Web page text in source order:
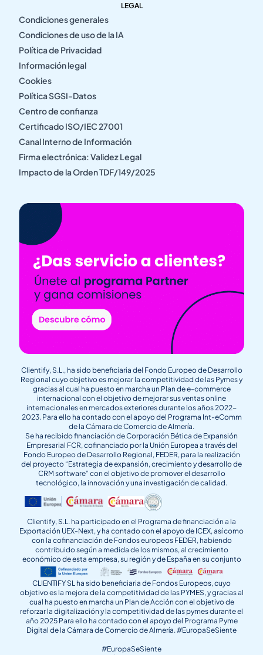
LEGAL
Condiciones generales
Condiciones de uso de la IA
Política de Privacidad
Información legal
Cookies
Política SGSI-Datos
Centro de confianza
Certificado ISO/IEC 27001
Canal Interno de Información
Firma electrónica: Validez Legal
Impacto de la Orden TDF/149/2025
Clientify, S.L., ha sido beneficiaria del Fondo Europeo de Desarrollo
Regional cuyo objetivo es mejorar la competitividad de las Pymes y
gracias al cual ha puesto en marcha un Plan de e-commerce
internacional con el objetivo de mejorar sus ventas online
internacionales en mercados exteriores durante los años 2022-
2023. Para ello ha contado con el apoyo del Programa Int-eComm
de la Cámara de Comercio de Almería.
Se ha recibido financiación de Corporación Bética de Expansión
Empresarial FCR, cofinanciado por la Unión Europea a través del
Fondo Europeo de Desarrollo Regional, FEDER, para la realización
del proyecto “Estrategia de expansión, crecimiento y desarrollo de
CRM software” con el objetivo de promover el desarrollo
tecnológico, la innovación y una investigación de calidad.
Clientify, S.L. ha participado en el Programa de financiación a la
Exportación UEX-Next, y ha contado con el apoyo de ICEX, así como
con la cofinanciación de Fondos europeos FEDER, habiendo
contribuido según a medida de los mismos, al crecimiento
económico de esta empresa, su región y de España en su conjunto
CLIENTIFY SL ha sido beneficiaria de Fondos Europeos, cuyo
objetivo es la mejora de la competitividad de las PYMES, y gracias al
cual ha puesto en marcha un Plan de Acción con el objetivo de
reforzar la digitalización y la competitividad de las pymes durante el
año 2025 Para ello ha contado con el apoyo del Programa Pyme
Digital de la Cámara de Comercio de Almería. #EuropaSeSiente
#EuropaSeSiente